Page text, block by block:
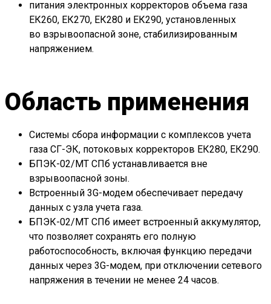
питания электронных корректоров объема газа
ЕК260, ЕК270, ЕК280 и ЕК290, установленных
во взрывоопасной зоне, стабилизированным
напряжением.
Область применения
Системы сбора информации с комплексов учета
газа СГ-ЭК, потоковых корректоров ЕК280, ЕК290.
БПЭК-02/МТ СПб устанавливается вне
взрывоопасной зоны.
Встроенный 3G-модем обеспечивает передачу
данных с узла учета газа.
БПЭК-02/МТ СПб имеет встроенный аккумулятор,
что позволяет сохранять его полную
работоспособность, включая функцию передачи
данных через 3G-модем, при отключении сетевого
напряжения в течении не менее 24 часов.